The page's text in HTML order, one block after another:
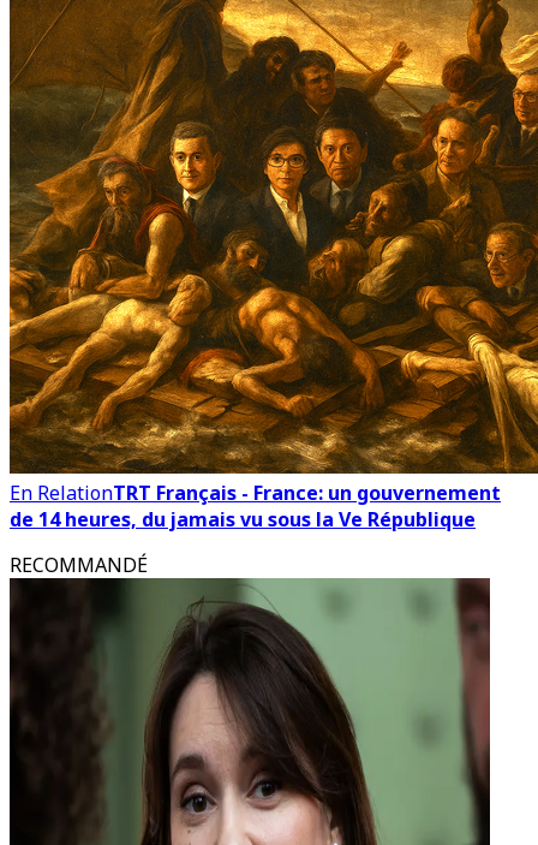
En RelationTRT Français - France: un gouvernement
de 14 heures, du jamais vu sous la Ve République
RECOMMANDÉ